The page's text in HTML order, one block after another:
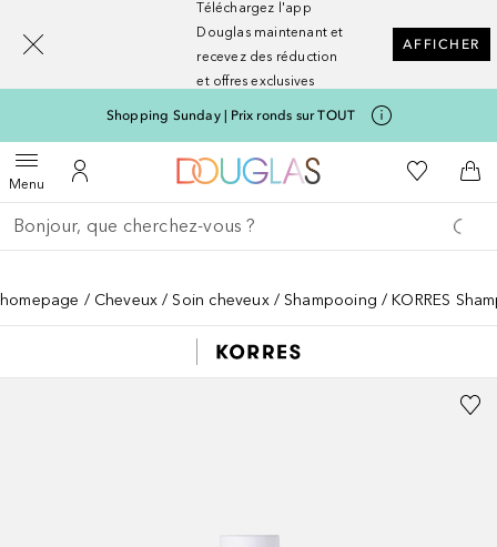
Téléchargez l'app
Douglas maintenant et
recevez des réduction
et offres exclusives
AFFICHER
Shopping Sunday | Prix ronds sur TOUT
MenuOuvrir le menuVers Mon Compte
Vers l'accueil Nocibé
Vers Ma
Retourner
Effectuer la recherche
homepage Cheveux Soin cheveux Shampooing KORRES
[navigation.slideout.screenreader]